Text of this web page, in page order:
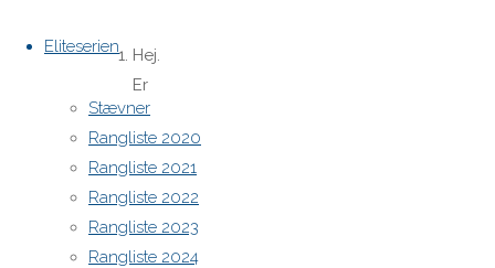
Eliteserien
Stævner
Rangliste 2020
Rangliste 2021
Rangliste 2022
Rangliste 2023
Rangliste 2024
Hej.
Er
storsejlet
solgt.?
Hans
28.
marts